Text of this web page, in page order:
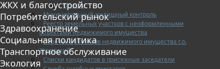
Отчеты
Муниципальный жилищный контроль
Реестр земельных участков с неоформленными
объектами недвижимого имущества
Перечень объектов недвижимого имущества г.о.
Жуковский
Списки кандидатов в присяжные заседатели
ЖКХ и благоустройство
Потребительский рынок
Здравоохранение
Социальная политика
Транспортное обслуживание
Экология